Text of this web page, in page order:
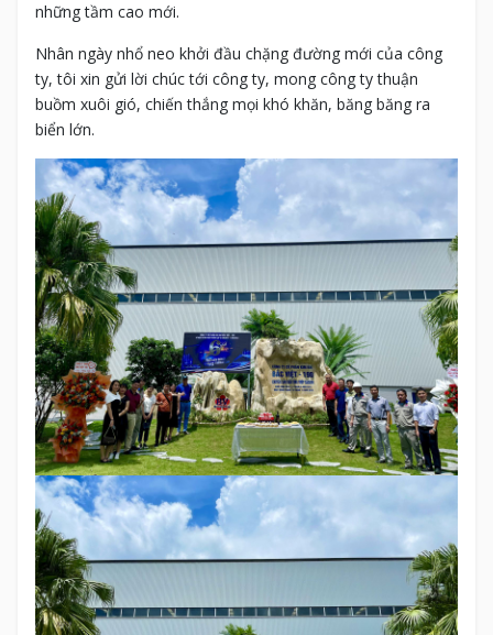
những tầm cao mới.
Nhân ngày nhổ neo khởi đầu chặng đường mới của công
ty, tôi xin gửi lời chúc tới công ty, mong công ty thuận
buồm xuôi gió, chiến thắng mọi khó khăn, băng băng ra
biển lớn.